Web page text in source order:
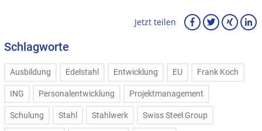
Jetzt teilen
Schlagworte
Ausbildung Edelstahl Entwicklung EU Frank Koch
ING Personalentwicklung Projektmanagement
Schulung Stahl Stahlwerk Swiss Steel Group